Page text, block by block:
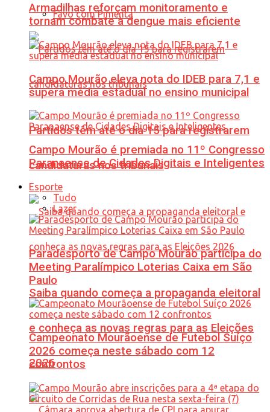
Favo com Pimenta
Partidos têm até o dia 15 para registrarem
candidaturas nos tribunais
Saiba quando começa a propaganda eleitoral
e conheça as novas regras para as Eleições
2026
Armadilhas reforçam monitoramento e
tornam combate à dengue mais eficiente
Campo Mourão eleva nota do IDEB para 7,1 e
supera média estadual no ensino municipal
Campo Mourão é premiada no 11º Congresso
Paranaense de Cidades Digitais e Inteligentes
Esporte
Tudo
Lazer
Paradesporto de Campo Mourão participa do
Meeting Paralímpico Loterias Caixa em São
Paulo
Campeonato Mourãoense de Futebol Suíço
2026 começa neste sábado com 12
confrontos